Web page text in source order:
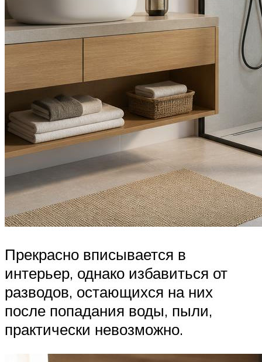
Прекрасно вписывается в
интерьер, однако избавиться от
разводов, остающихся на них
после попадания воды, пыли,
практически невозможно.